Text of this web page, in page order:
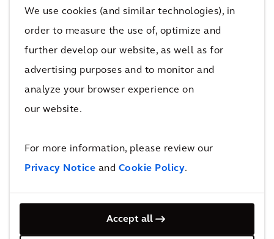
We use cookies (and similar technologies), in
order to measure the use of, optimize and
further develop our website, as well as for
advertising purposes and to monitor and
analyze your browser experience on
our website.
For more information, please review our
Privacy Notice and Cookie Policy.
Accept all
iedereen met dezelfde gegevens werkt.
De toekomst van transport en